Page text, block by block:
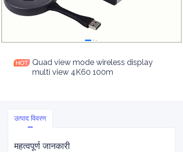
Quad view mode wireless display
multi view 4K60 100m
उत्पाद विवरण
महत्वपूर्ण जानकारी